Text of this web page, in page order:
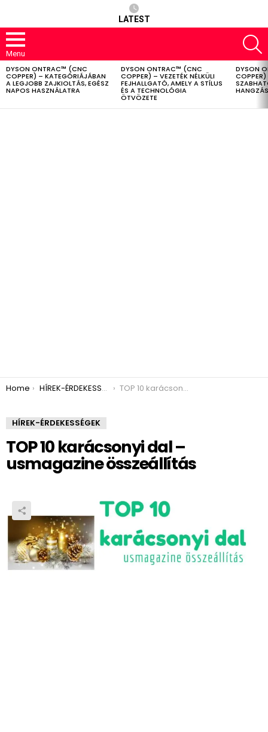
LATEST
Menu
LATEST
STORIES
DYSON ONTRAC™ (CNC
COPPER) – KATEGÓRIÁJÁBAN
A LEGJOBB ZAJKIOLTÁS, EGÉSZ
NAPOS HASZNÁLATRA
DYSON ONTRAC™ (CNC
COPPER) – VEZETÉK NÉLKÜLI
FEJHALLGATÓ, AMELY A STÍLUS
ÉS A TECHNOLÓGIA
ÖTVÖZETE
DYSON
COPPER)
You are here:
Home HÍREK-ÉRDEKESSÉGEK TOP 10 karácsonyi dal – usmagazine összeállítás
HÍREK-ÉRDEKESSÉGEK
TOP 10 karácsonyi dal –
usmagazine összeállítás